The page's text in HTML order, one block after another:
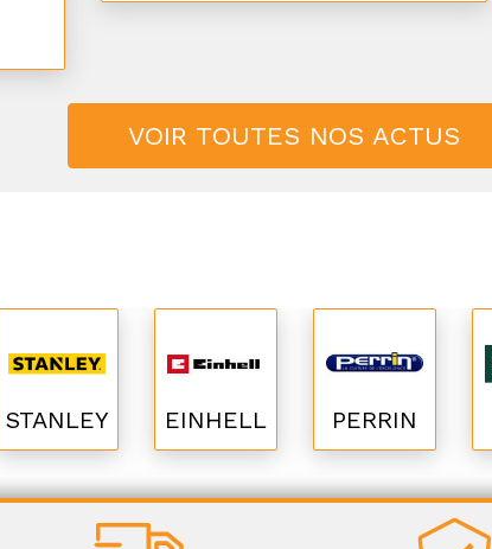
VOIR TOUTES NOS ACTUS
STANLEY EINHELL PERRIN